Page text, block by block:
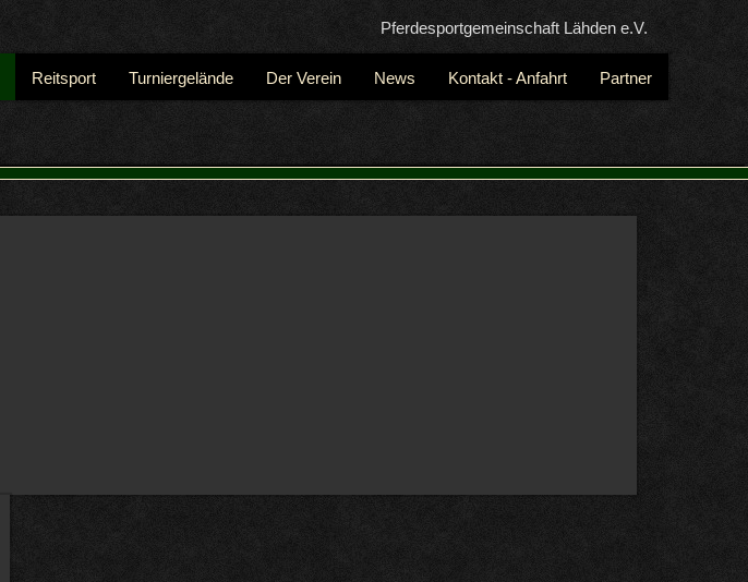
Pferdesportgemeinschaft Lähden e.V.
Reitsport Turniergelände Der Verein News Kontakt - Anfahrt Partner